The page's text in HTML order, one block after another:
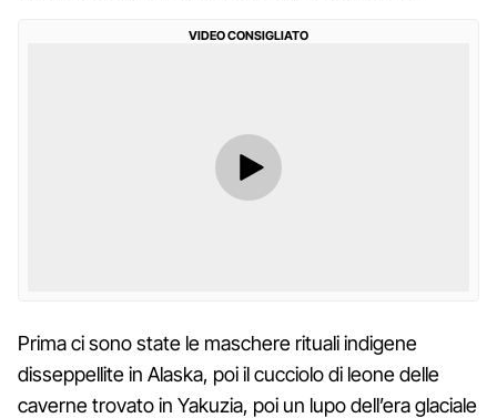
VIDEO CONSIGLIATO
Prima ci sono state le maschere rituali indigene
disseppellite in Alaska, poi il cucciolo di leone delle
caverne trovato in Yakuzia, poi un lupo dell’era glaciale